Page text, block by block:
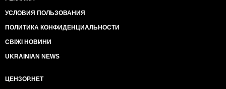
УСЛОВИЯ ПОЛЬЗОВАНИЯ
ПОЛИТИКА КОНФИДЕНЦИАЛЬНОСТИ
СВІЖІ НОВИНИ
UKRAINIAN NEWS
ЦЕНЗОР.НЕТ